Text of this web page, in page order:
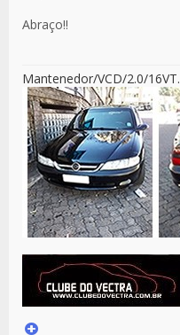
Abraço!!
Mantenedor/VCD/2.0/16VT.